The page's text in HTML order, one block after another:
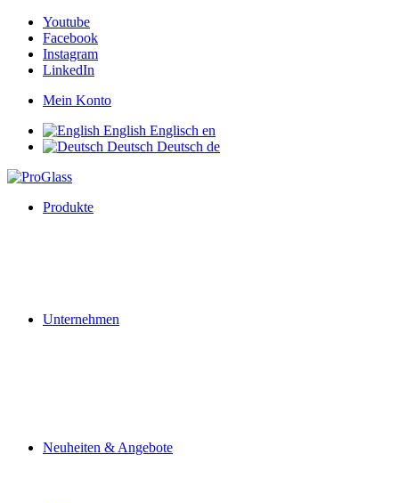
Youtube
Facebook
Instagram
LinkedIn
Mein Konto
English Englisch en
Deutsch Deutsch de
Produkte
Unternehmen
Neuheiten & Angebote